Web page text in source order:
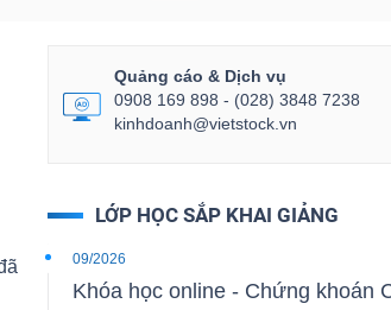
Quảng cáo & Dịch vụ
0908 169 898 - (028) 3848 7238
kinhdoanh@vietstock.vn
LỚP HỌC SẮP KHAI GIẢNG
09/2026
Khóa học online - Chứng khoán